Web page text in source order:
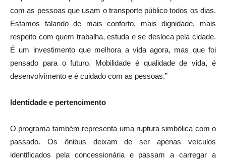
com as pessoas que usam o transporte público todos os dias.
Estamos falando de mais conforto, mais dignidade, mais
respeito com quem trabalha, estuda e se desloca pela cidade.
É um investimento que melhora a vida agora, mas que foi
pensado para o futuro. Mobilidade é qualidade de vida, é
desenvolvimento e é cuidado com as pessoas.”
Identidade e pertencimento
O programa também representa uma ruptura simbólica com o
passado. Os ônibus deixam de ser apenas veículos
identificados pela concessionária e passam a carregar a